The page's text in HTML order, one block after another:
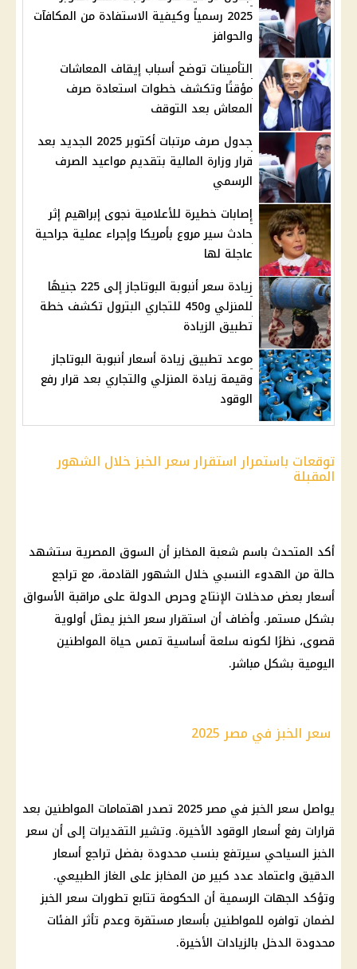
2025 رسمياً وكيفية الاستفادة من المكافآت
والحوافز
التأمينات توضح أسباب إيقاف المعاشات
مؤقتًا وتكشف خطوات استعادة صرف
المعاش بعد التوقف
جدول صرف مرتبات أكتوبر 2025 الجديد بعد
قرار وزارة المالية بتقديم مواعيد الصرف
الرسمي
إصابات خطيرة للأعلامية نجوى إبراهيم إثر
حادث سير مروع بأمريكا وإجراء عملية جراحية
عاجلة لها
زيادة سعر أنبوبة البوتاجاز إلى 225 جنيهًا
للمنزلي و450 للتجاري البترول تكشف خطة
تطبيق الزيادة
موعد تطبيق زيادة أسعار أنبوبة البوتاجاز
وقيمة زيادة المنزلي والتجاري بعد قرار رفع
الوقود
توقعات باستمرار استقرار سعر الخبز خلال الشهور
المقبلة
أكد المتحدث باسم شعبة المخابز أن السوق المصرية ستشهد
حالة من الهدوء النسبي خلال الشهور القادمة، مع تراجع
أسعار بعض مدخلات الإنتاج وحرص الدولة على مراقبة الأسواق
بشكل مستمر. وأضاف أن استقرار سعر الخبز يمثل أولوية
قصوى، نظرًا لكونه سلعة أساسية تمس حياة المواطنين
اليومية بشكل مباشر.
سعر الخبز في مصر 2025
يواصل سعر الخبز في مصر 2025 تصدر اهتمامات المواطنين بعد
قرارات رفع أسعار الوقود الأخيرة. وتشير التقديرات إلى أن سعر
الخبز السياحي سيرتفع بنسب محدودة بفضل تراجع أسعار
الدقيق واعتماد عدد كبير من المخابز على الغاز الطبيعي.
وتؤكد الجهات الرسمية أن الحكومة تتابع تطورات سعر الخبز
لضمان توافره للمواطنين بأسعار مستقرة وعدم تأثر الفئات
محدودة الدخل بالزيادات الأخيرة.